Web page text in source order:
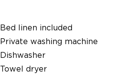
Bed linen included
Private washing machine
Dishwasher
Towel dryer